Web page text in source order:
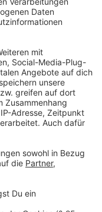
schmoren
damit,
dazugeben.
Konsistenz
dazugeben.